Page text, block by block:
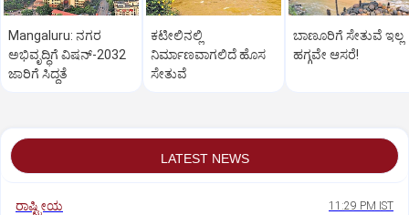
Mangaluru: ನಗರ
ಅಭಿವೃದ್ಧಿಗೆ ವಿಷನ್‌-2032
ಜಾರಿಗೆ ಸಿದ್ಧತೆ
ಕಟೀಲಿನಲ್ಲಿ
ನಿರ್ಮಾಣವಾಗಲಿದೆ ಹೊಸ
ಸೇತುವೆ
ಬಾಣೂರಿಗೆ ಸೇತುವೆ ಇಲ್ಲ
ಹಗ್ಗವೇ ಆಸರೆ!
LATEST NEWS
ರಾಷ್ಟ್ರೀಯ 11:29 PM IST